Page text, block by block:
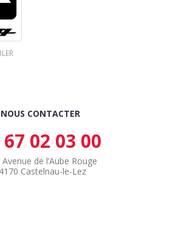
NOUS CONTACTER
02 03 00
de l’Aube Rouge
Castelnau-le-Lez